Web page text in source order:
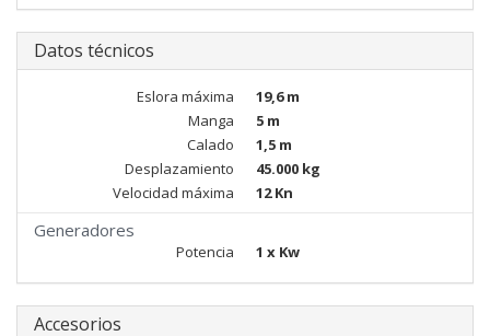
Datos técnicos
Eslora máxima
19,6 m
Manga
5 m
Calado
1,5 m
Desplazamiento
45.000 kg
Velocidad máxima
12 Kn
Generadores
Potencia 1 x Kw
Accesorios